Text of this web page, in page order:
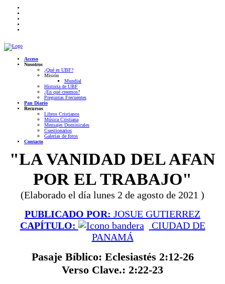
Acceso
Nosotros
¿Qué es UBF?
Misión
Mundial
Historia de UBF
¿En qué creemos?
Preguntas Frecuentes
Pan Diario
Recursos
Libros Cristianos
Música Cristiana
Mensajes Dominicales
Cuestionarios
Galerías de fotos
Contacto
"LA VANIDAD DEL AFAN
POR EL TRABAJO"
(Elaborado el día lunes 2 de agosto de 2021 )
PUBLICADO POR: JOSUE GUTIERREZ
CAPÍTULO:
CIUDAD DE
PANAMÁ
Pasaje Bíblico: Eclesiastés 2:12-26
Verso Clave.: 2:22-23